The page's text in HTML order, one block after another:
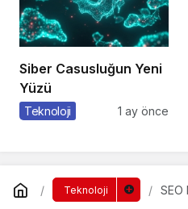
Siber Casusluğun Yeni
Yüzü
Teknoloji 1 ay önce
Teknoloji
SEO